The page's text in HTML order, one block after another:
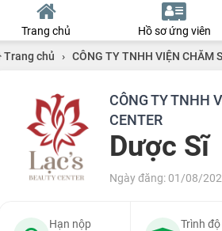
Trang chủ Hồ sơ ứng viên
Trang chủ › CÔNG TY TNHH VIỆN CHĂM
CÔNG TY TNHH
CENTER
Dược Sĩ
Ngày đăng: 01/08/
Hạn nộp Trình độ